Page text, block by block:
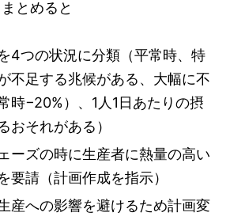
とめると
4つの状況に分類（平常時、特
不足する兆候がある、大幅に不
時−20%）、1人1日あたりの摂
おそれがある）
ーズの時に生産者に熱量の高い
要請（計画作成を指示）
産への影響を避けるため計画変